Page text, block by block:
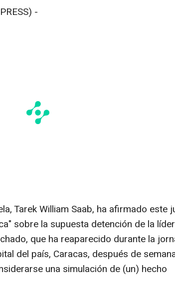
-
Tarek William Saab, ha afirmado este
sobre la supuesta detención de la líder
que ha reaparecido durante la
del país, Caracas, después de
una simulación de (un) hecho